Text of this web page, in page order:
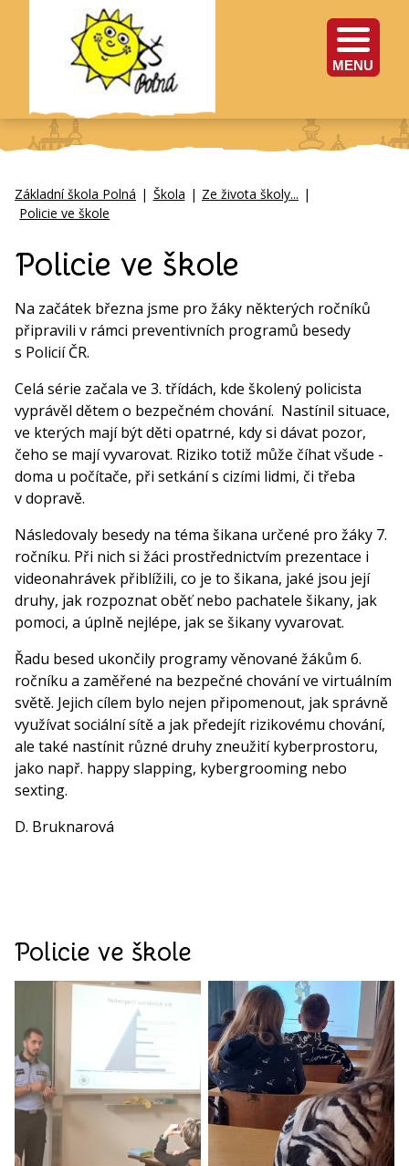
MENU
Základní škola Polná | Škola | Ze života školy... |
Policie ve škole
Policie ve škole
Na začátek března jsme pro žáky některých ročníků
připravili v rámci preventivních programů besedy
s Policií ČR.
Celá série začala ve 3. třídách, kde školený policista
vyprávěl dětem o bezpečném chování. Nastínil situace,
ve kterých mají být děti opatrné, kdy si dávat pozor,
čeho se mají vyvarovat. Riziko totiž může číhat všude -
doma u počítače, při setkání s cizími lidmi, či třeba
v dopravě.
Následovaly besedy na téma šikana určené pro žáky 7.
ročníku. Při nich si žáci prostřednictvím prezentace i
videonahrávek přiblížili, co je to šikana, jaké jsou její
druhy, jak rozpoznat oběť nebo pachatele šikany, jak
pomoci, a úplně nejlépe, jak se šikany vyvarovat.
Řadu besed ukončily programy věnované žákům 6.
ročníku a zaměřené na bezpečné chování ve virtuálním
světě. Jejich cílem bylo nejen připomenout, jak správně
využívat sociální sítě a jak předejít rizikovému chování,
ale také nastínit různé druhy zneužití kyberprostoru,
jako např. happy slapping, kybergrooming nebo
sexting.
D. Bruknarová
Policie ve škole